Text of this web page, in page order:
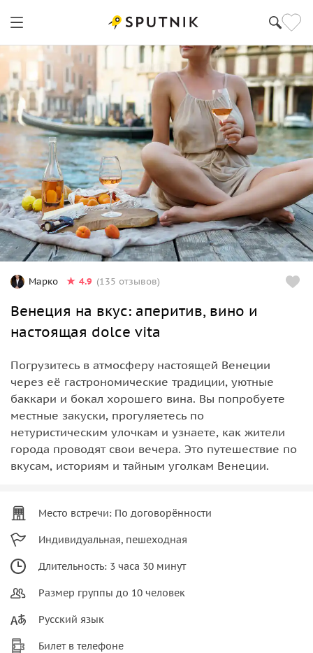
Марко 4.9 (135 отзывов)
Венеция на вкус: аперитив, вино и
настоящая dolce vita
Погрузитесь в атмосферу настоящей Венеции
через её гастрономические традиции, уютные
баккари и бокал хорошего вина. Вы попробуете
местные закуски, прогуляетесь по
нетуристическим улочкам и узнаете, как жители
города проводят свои вечера. Это путешествие по
вкусам, историям и тайным уголкам Венеции.
Место встречи: По договорённости
Индивидуальная, пешеходная
Длительность: 3 часа 30 минут
Размер группы до 10 человек
Русский язык
Билет в телефоне